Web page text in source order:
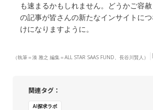
も速まるかもしれません。どうかご容
の記事が皆さんの新たなインサイトに
けになりますように。
（執筆＝湊 雅之 編集＝ALL STAR SAAS FUND、長谷川賢人）
関連タグ：
AI探求ラボ